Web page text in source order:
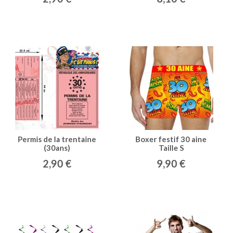
Permis de la trentaine
(30ans)
2,90 €
Boxer festif 30 aine
Taille S
9,90 €